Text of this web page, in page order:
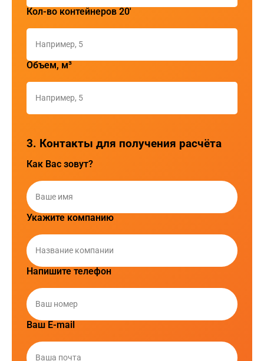
Кол-во контейнеров 20'
Объем, м³
3. Контакты для получения расчёта
Как Вас зовут?
Укажите компанию
Напишите телефон
Ваш E-mail